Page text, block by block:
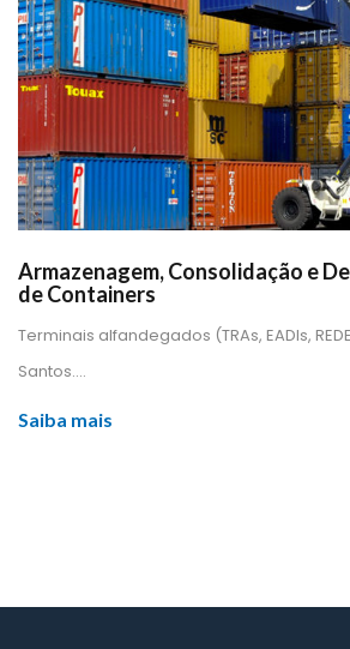
Armazenagem, Consolidação e
de Container
Terminais alfandegados (TRAs, EADIs,
Santos....
Saiba mai